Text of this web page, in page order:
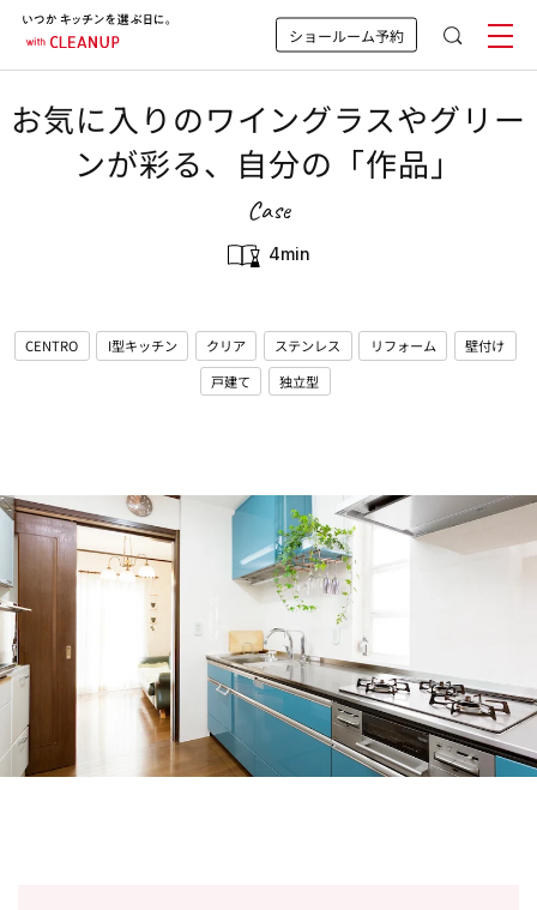
ショールーム予約
お気に入りのワイングラスやグリー
ンが彩る、自分の「作品」
Case
4min
CENTRO I型キッチン クリア ステンレス リフォーム
壁付け
戸建て
独立型